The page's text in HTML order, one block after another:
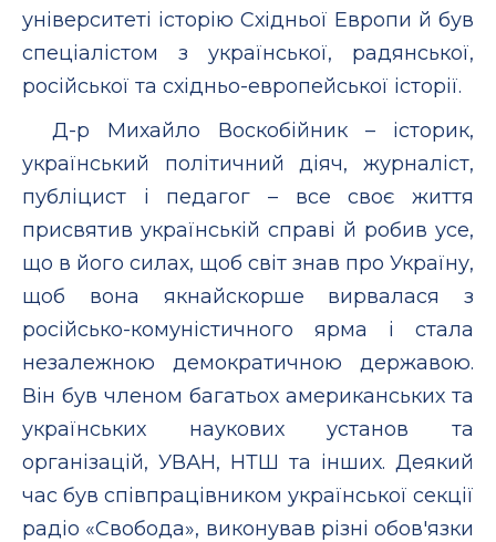
університеті історію Східньої Европи й був
спеціалістом з української, радянської,
російської та східньо-европейської історії.
Д-р Михайло Воскобійник – історик,
український політичний діяч, журналіст,
публіцист і педагог – все своє життя
присвятив українській справі й робив усе,
що в його силах, щоб світ знав про Україну,
щоб вона якнайскорше вирвалася з
російсько-комуністичного ярма і стала
незалежною демократичною державою.
Він був членом багатьох американських та
українських наукових установ та
організацій, УВАН, НТШ та інших. Деякий
час був співпрацівником української секції
радіо «Свобода», виконував різні обов'язки